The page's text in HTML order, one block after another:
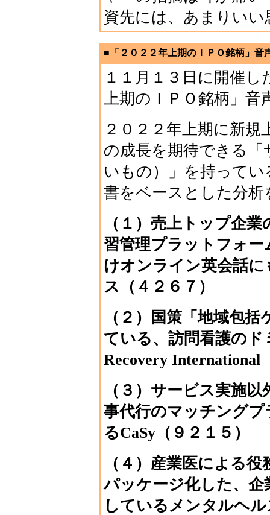
資先には、あまりい
■「２０２２年上期のＩＰＯ銘柄」音
１１月１３日に開催
上期のＩＰＯ銘柄」音
２０２２年上期に新
の成長を期待できる
いもの）」を持って
書をベースとした分
（１）売上トップ企
習管理プラットフォ
けオンライン英会話
ス（４２６７）
（２）国策「地域包
ている、訪問看護の
Recovery International
（３）サービス実施
事代行のマッチング
るCaSy（９２１５）
（４）産業医による
パッケージ化した、企
しているメンタルヘ